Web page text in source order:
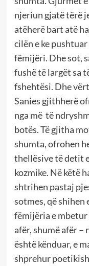
njeriun gjatë tërë
atëherë bart atë
cilën e ke
fëmijëri. Dhe sot,
fushë të largët sa
fshehtësi. Dhe
Sanies gjithherë
nga më të
botës. Të gjitha
shumta, ofrohen
thellësive të detit
kozmike. Në këtë
shtrihen pastaj
sotmes, që shihen
fëmijëria e
afër, shumë
është kënduar, e
shprehur